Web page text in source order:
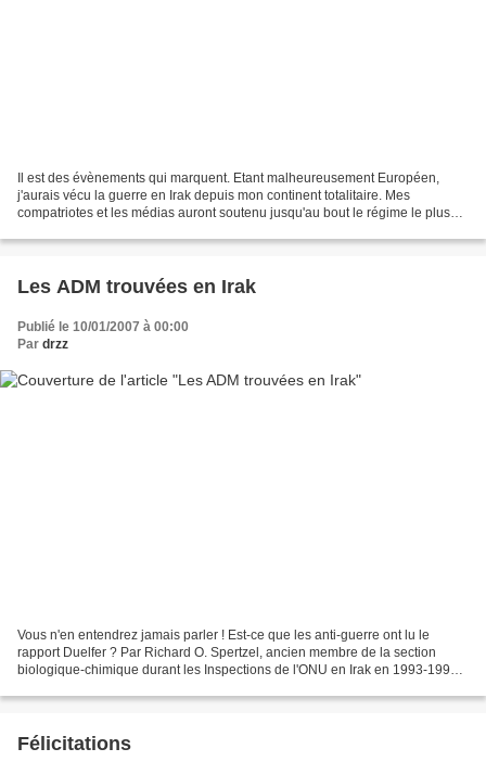
Il est des évènements qui marquent. Etant malheureusement Européen,
j'aurais vécu la guerre en Irak depuis mon continent totalitaire. Mes
compatriotes et les médias auront soutenu jusqu'au bout le régime le plus
Les ADM trouvées en Irak
Publié le 10/01/2007 à 00:00
Par drzz
Vous n'en entendrez jamais parler ! Est-ce que les anti-guerre ont lu le
rapport Duelfer ? Par Richard O. Spertzel, ancien membre de la section
biologique-chimique durant les Inspections de l'ONU en Irak en 1993-1999,
Félicitations